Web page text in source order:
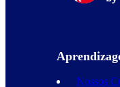
Nossos